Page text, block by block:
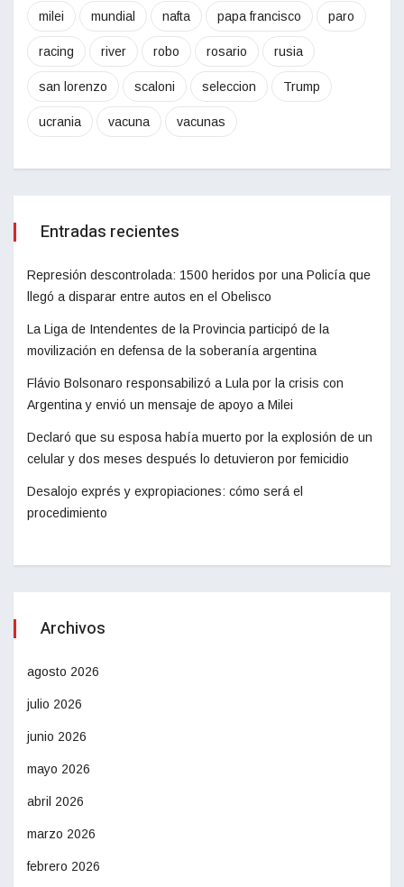
milei mundial nafta papa francisco paro
racing river robo rosario rusia
san lorenzo scaloni seleccion Trump
ucrania vacuna vacunas
Entradas recientes
Represión descontrolada: 1500 heridos por una Policía que
llegó a disparar entre autos en el Obelisco
La Liga de Intendentes de la Provincia participó de la
movilización en defensa de la soberanía argentina
Flávio Bolsonaro responsabilizó a Lula por la crisis con
Argentina y envió un mensaje de apoyo a Milei
Declaró que su esposa había muerto por la explosión de un
celular y dos meses después lo detuvieron por femicidio
Desalojo exprés y expropiaciones: cómo será el
procedimiento
Archivos
agosto 2026
julio 2026
junio 2026
mayo 2026
abril 2026
marzo 2026
febrero 2026